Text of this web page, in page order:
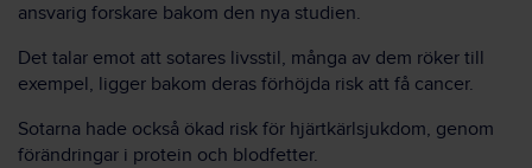
ansvarig forskare bakom den nya studien.
Det talar emot att sotares livsstil, många av dem röker till
exempel, ligger bakom deras förhöjda risk att få cancer.
Sotarna hade också ökad risk för hjärtkärlsjukdom, genom
förändringar i protein och blodfetter.